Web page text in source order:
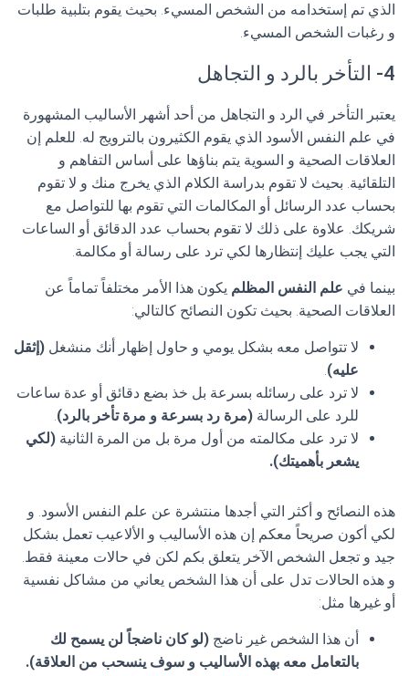
الذي تم إستخدامه من الشخص المسيء. بحيث يقوم بتلبية طلبات
و رغبات الشخص المسيء.
4- التأخر بالرد و التجاهل
يعتبر التأخر في الرد و التجاهل من أحد أشهر الأساليب المشهورة
في علم النفس الأسود الذي يقوم الكثيرون بالترويج له. للعلم إن
العلاقات الصحية و السوية يتم بناؤها على أساس التفاهم و
التلقائية. بحيث لا تقوم بدراسة الكلام الذي يخرج منك و لا تقوم
بحساب عدد الرسائل أو المكالمات التي تقوم بها للتواصل مع
شريكك. علاوة على ذلك لا تقوم بحساب عدد الدقائق أو الساعات
التي يجب عليك إنتظارها لكي ترد على رسالة أو مكالمة.
بينما في علم النفس المظلم يكون هذا الأمر مختلفاً تماماً عن
العلاقات الصحية. بحيث تكون النصائح كالتالي:
لا تتواصل معه بشكل يومي و حاول إظهار أنك منشغل (إثقل
عليه).
لا ترد على رسائله بسرعة بل خذ بضع دقائق أو عدة ساعات
للرد على الرسالة (مرة رد بسرعة و مرة تأخر بالرد).
لا ترد على مكالمته من أول مرة بل من المرة الثانية (لكي
يشعر بأهميتك).
هذه النصائح و أكثر التي أجدها منتشرة عن علم النفس الأسود. و
لكي أكون صريحاً معكم إن هذه الأساليب و الألاعيب تعمل بشكل
جيد و تجعل الشخص الآخر يتعلق بكم لكن في حالات معينة فقط.
و هذه الحالات تدل على أن هذا الشخص يعاني من مشاكل نفسية
أو غيرها مثل:
أن هذا الشخص غير ناضج (لو كان ناضجاً لن يسمح لك
بالتعامل معه بهذه الأساليب و سوف ينسحب من العلاقة).